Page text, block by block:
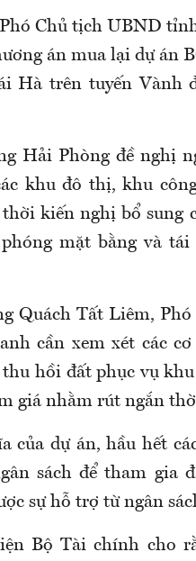
Chủ tịch UBND
án mua lại dự án
Hà trên tuyến Vành
Hải Phòng đề nghị
khu đô thị, khu
kiến nghị bổ sung
mặt bằng và
Quách Tất Liêm,
cần xem xét các
hồi đất phục vụ
giá nhằm rút ngắn
của dự án, hầu hết
sách để tham gia
sự hỗ trợ từ ngân
Bộ Tài chính cho